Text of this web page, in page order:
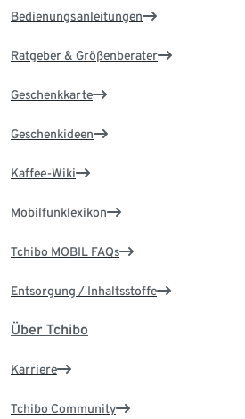
Bedienungsanleitungen
Ratgeber & Größenberater
Geschenkkarte
Geschenkideen
Kaffee-Wiki
Mobilfunklexikon
Tchibo MOBIL FAQs
Entsorgung / Inhaltsstoffe
Über Tchibo
Karriere
Tchibo Community